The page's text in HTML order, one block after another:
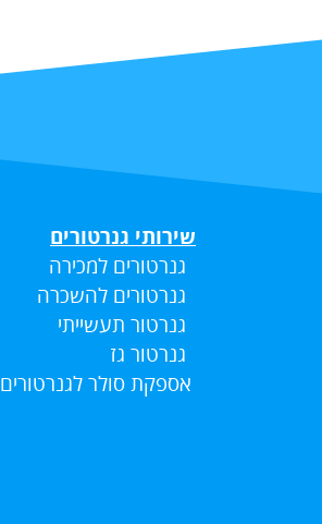
שירותי גנרטורים
גנרטורים למכירה
גנרטורים להשכרה
גנרטור תעשייתי
גנרטור גז
אספקת סולר לגנרטורים